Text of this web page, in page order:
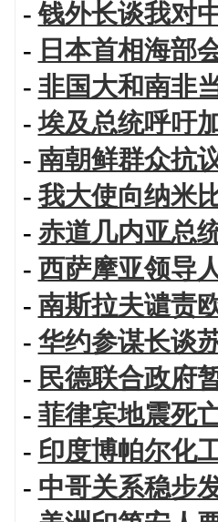
-钱外长谈我对
- 日本首相海部
- 非国大和南非
-埃及总统呼吁
- 南朝鲜群众抗
- 我大使向纳米
- 赤道几内亚总
- 西萨摩亚领导
- 南斯拉夫谴责
- 华约参谋长谈
- 民德联合政府
- 菲律宾地震死
- 印度博帕尔化
- 中哥关系稳步